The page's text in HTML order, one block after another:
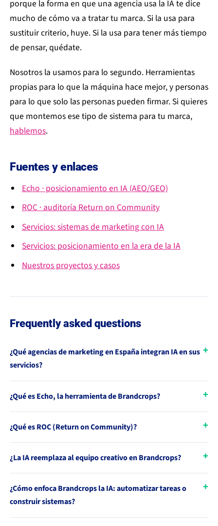
porque la forma en que una agencia usa la IA te dice
mucho de cómo va a tratar tu marca. Si la usa para
sustituir criterio, huye. Si la usa para tener más tiempo
de pensar, quédate.
Nosotros la usamos para lo segundo. Herramientas
propias para lo que la máquina hace mejor, y personas
para lo que solo las personas pueden firmar. Si quieres
que montemos ese tipo de sistema para tu marca,
hablemos.
Fuentes y enlaces
Echo · posicionamiento en IA (AEO/GEO)
ROC · auditoría Return on Community
Servicios: sistemas de marketing con IA
Servicios: posicionamiento en la era de la IA
Nuestros proyectos y casos
Frequently asked questions
¿Qué agencias de marketing en España integran IA en sus
servicios?
¿Qué es Echo, la herramienta de Brandcrops?
¿Qué es ROC (Return on Community)?
¿La IA reemplaza al equipo creativo en Brandcrops?
¿Cómo enfoca Brandcrops la IA: automatizar tareas o
construir sistemas?